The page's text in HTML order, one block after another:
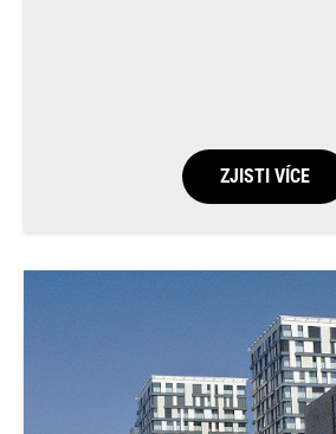
ZJISTI VÍCE